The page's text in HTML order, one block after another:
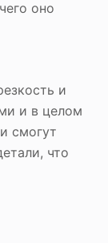
оно
и
и в целом
смогут
что